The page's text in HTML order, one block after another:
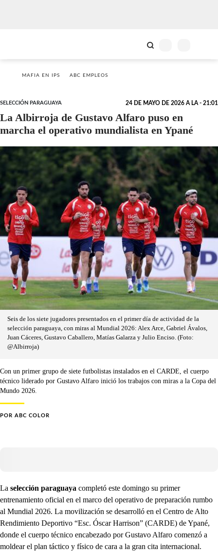
MAFIA EN IPS ABC EMPLEOS
SELECCIÓN PARAGUAYA 24 DE MAYO DE 2026 A LA - 21:01
La Albirroja de Gustavo Alfaro puso en
marcha el operativo mundialista en Ypané
Seis de los siete jugadores presentados en el primer día de actividad de la
selección paraguaya, con miras al Mundial 2026: Alex Arce, Gabriel Ávalos,
Juan Cáceres, Gustavo Caballero, Matías Galarza y Julio Enciso. (Foto:
@Albirroja)
Con un primer grupo de siete futbolistas instalados en el CARDE, el cuerpo
técnico liderado por Gustavo Alfaro inició los trabajos con miras a la Copa del
Mundo 2026.
POR ABC COLOR
La selección paraguaya completó este domingo su primer
entrenamiento oficial en el marco del operativo de preparación rumbo
al Mundial 2026. La movilización se desarrolló en el Centro de Alto
Rendimiento Deportivo “Esc. Óscar Harrison” (CARDE) de Ypané,
donde el cuerpo técnico encabezado por Gustavo Alfaro comenzó a
moldear el plan táctico y físico de cara a la gran cita internacional.